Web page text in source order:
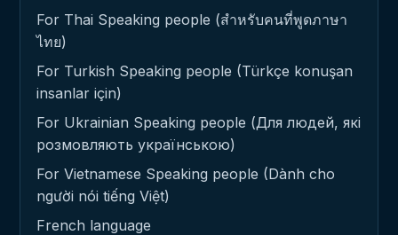
For Thai Speaking people (สำหรับคนที่พูดภาษา
ไทย)
For Turkish Speaking people (Türkçe konuşan
insanlar için)
For Ukrainian Speaking people (Для людей, які
розмовляють українською)
For Vietnamese Speaking people (Dành cho
người nói tiếng Việt)
French language